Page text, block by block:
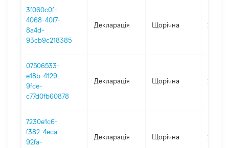
3f060c0f-
4068-40f7-
8a4d-
93cb9c218385
Декларація Щорічна 2023
07506533-
e18b-4129-
9fce-
c77d0fb60878
Декларація Щорічна 2022
7230e1c6-
f382-4eca-
92fa-
Декларація Щорічна 2021